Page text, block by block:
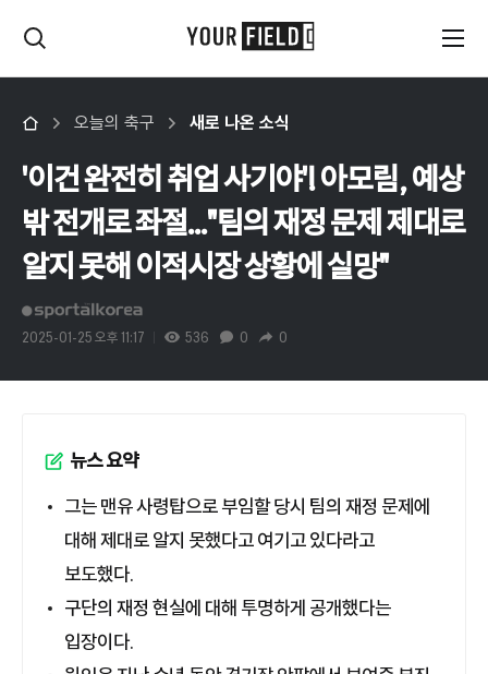
오늘의 축구 새로 나온 소식
'이건 완전히 취업 사기야'! 아모림, 예상
밖 전개로 좌절..."팀의 재정 문제 제대로
알지 못해 이적시장 상황에 실망"
2025-01-25 오후 11:17 536 0 0
뉴스 요약
그는 맨유 사령탑으로 부임할 당시 팀의 재정 문제에
대해 제대로 알지 못했다고 여기고 있다라고
보도했다.
구단의 재정 현실에 대해 투명하게 공개했다는
입장이다.